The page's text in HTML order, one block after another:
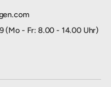
(Mo - Fr: 8.00 - 14.00 Uhr)